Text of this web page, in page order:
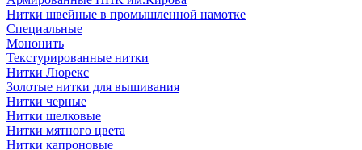
Нитки швейные в промышленной намотке
Специальные
Мононить
Текстурированные нитки
Нитки Люрекс
Золотые нитки для вышивания
Нитки черные
Нитки шелковые
Нитки мятного цвета
Нитки капроновые